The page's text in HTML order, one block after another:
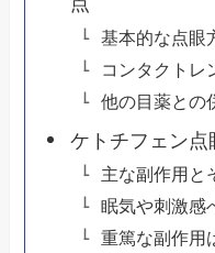
基本的な点眼
コンタクトレ
他の目薬との
ケトチフェン
主な副作用と
眠気や刺激感
重篤な副作用